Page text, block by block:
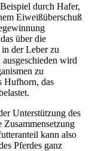
durch Hafer,
Eiweißüberschuß
über die
der Leber zu
wird
zu
Hufhorn, das
Unterstützung des
Zusammensetzung
kann also
Pferdes ganz